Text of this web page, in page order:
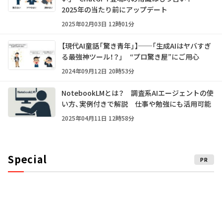
2025年の当たり前にアップデート
2025年02月03日 12時01分
【現代AI童話「驚き青年」】──「生成AIはヤバすぎ
る最強神ツール！？」 “プロ驚き屋”にご用心
2024年09月12日 20時53分
NotebookLMとは？ 調査系AIエージェントの使
い方、実例付きで解説 仕事や勉強にも活用可能
2025年04月11日 12時58分
Special PR